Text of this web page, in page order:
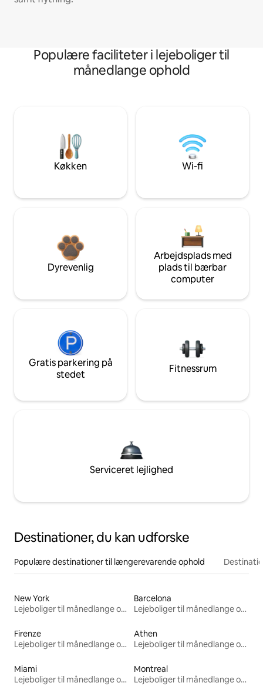
Populære faciliteter i lejeboliger til
månedlange ophold
Køkken Wi-fi
Dyrevenlig
Arbejdsplads med
plads til bærbar
computer
Gratis parkering på
stedet
Fitnessrum
Serviceret lejlighed
Destinationer, du kan udforske
Populære destinationer til længerevarende ophold
New York
Lejeboliger til månedlange ophold
Barcelona
Lejeboliger til månedlange ophold
Firenze
Lejeboliger til månedlange ophold
Athen
Lejeboliger til månedlange ophold
Miami
Lejeboliger til månedlange ophold
Montreal
Lejeboliger til månedlange ophold